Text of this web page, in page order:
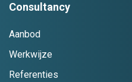
Consultancy
Aanbod
Werkwijze
Referenties